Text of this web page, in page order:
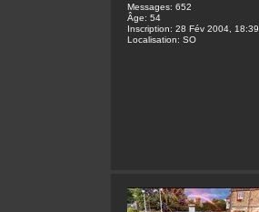
Messages: 652
Âge: 54
Inscription: 28 Fév 2004, 18:39
Localisation: SO